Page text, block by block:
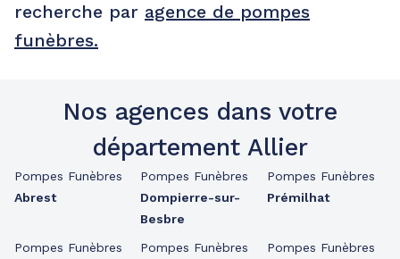
recherche par agence de pompes
funèbres.
Nos agences dans votre
département Allier
Pompes Funèbres
Abrest
Pompes Funèbres
Pompes Funèbres
Dompierre-sur-
Besbre
Pompes Funèbres
Pompes Funèbres
Prémilhat
Pompes Funèbres